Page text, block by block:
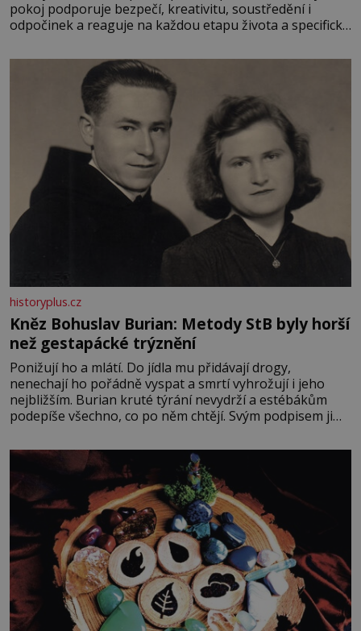
pokoj podporuje bezpečí, kreativitu, soustředění i
odpočinek a reaguje na každou etapu života a specifické
měkkost a bezpečí, proto by pokoj miminka měl působit
především klidně a útulně. Předškolní věk je
historyplus.cz
Kněz Bohuslav Burian: Metody StB byly horší
než gestapácké trýznění
Ponižují ho a mlátí. Do jídla mu přidávají drogy,
nenechají ho pořádně vyspat a smrtí vyhrožují i jeho
nejbližším. Burian kruté týrání nevydrží a estébákům
podepíše všechno, co po něm chtějí. Svým podpisem jim
fyzický ani psychický nátlak. Syn brněnského řezníka
chce být knězem a